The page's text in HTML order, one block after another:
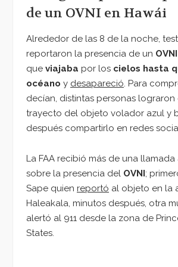
de un OVNI en Hawái
Alrededor de las 8 de la noche,
reportaron la presencia de un OVNI
que viajaba por los cielos hasta
océano y desapareció. Para
decían, distintas personas
trayecto del objeto volador azul y
después compartirlo en redes
La FAA recibió más de una
sobre la presencia del OVNI;
Sape quien reportó al objeto en la
Haleakala, minutos después, otra
alertó al 911 desde la zona de
States.